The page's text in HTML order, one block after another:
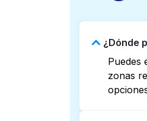
¿Dónde
Puedes
zonas